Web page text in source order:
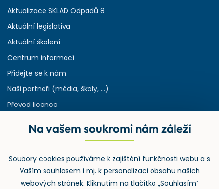
Aktualizace SKLAD Odpadů 8
Aktuální legislativa
Aktuální školení
Centrum informací
Přidejte se k nám
Naši partneři (média, školy, ...)
Převod licence
Rejstřík používaných zkratek v odpadech
Zpětný odběr
Na vašem soukromí nám záleží
Soubory cookies používáme k zajištění funkčnosti webu a s
Vaším souhlasem i mj. k personalizaci obsahu našich
webových stránek. Kliknutím na tlačítko „Souhlasím“